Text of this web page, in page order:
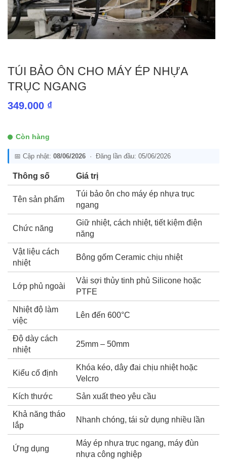
TÚI BẢO ÔN CHO MÁY ÉP NHỰA
TRỤC NGANG
349.000 ₫
Còn hàng
📅 Cập nhật: 08/06/2026 · Đăng lần đầu: 05/06/2026
Thông số Giá trị
Tên sản phẩm
Túi bảo ôn cho máy ép nhựa trục
ngang
Chức năng
Giữ nhiệt, cách nhiệt, tiết kiệm điện
năng
Vật liệu cách
nhiệt
Bông gốm Ceramic chịu nhiệt
Lớp phủ ngoài
Vải sợi thủy tinh phủ Silicone hoặc
PTFE
Nhiệt độ làm
việc
Lên đến 600°C
Độ dày cách
nhiệt
25mm – 50mm
Kiểu cố định
Khóa kéo, dây đai chịu nhiệt hoặc
Velcro
Kích thước Sản xuất theo yêu cầu
Khả năng tháo
lắp
Nhanh chóng, tái sử dụng nhiều lần
Ứng dụng
Máy ép nhựa trục ngang, máy đùn
nhựa công nghiệp